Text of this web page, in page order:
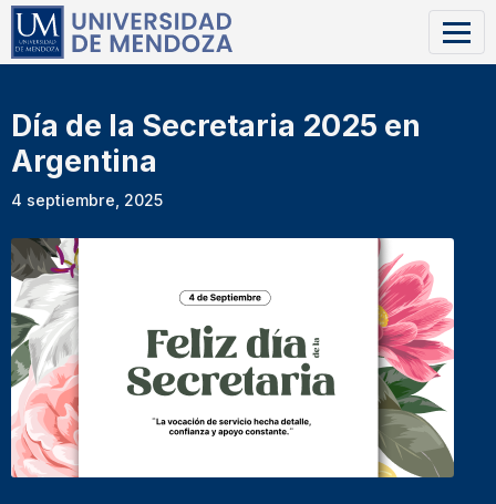
Día de la Secretaria 2025 en
Argentina
4 septiembre, 2025